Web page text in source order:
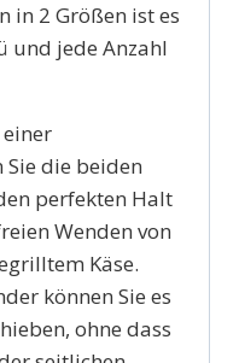
in 2 Größen ist es
und jede Anzahl
Sie die beiden
perfekten Halt
Wenden von
Käse.
können Sie es
ohne dass